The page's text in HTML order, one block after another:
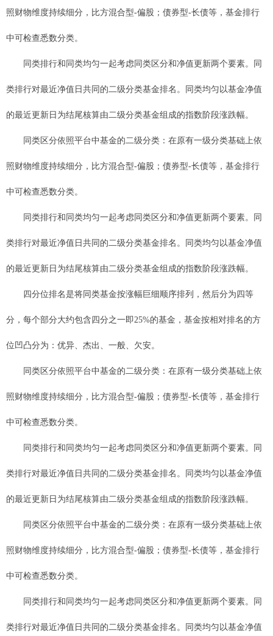
照财物维度持续细分，比方混合型-偏股；债券型-长债等，基金排行
中可检查悉数分类。
同类排行和同类均匀一起考虑同类区分和净值更新两个要素。同
类排行对最近净值日共同的二级分类基金排名。同类均匀以基金净值
的最近更新日为结尾核算由二级分类基金组成的指数阶段涨跌幅。
同类区分依照平台中基金的二级分类：在原有一级分类基础上依
照财物维度持续细分，比方混合型-偏股；债券型-长债等，基金排行
中可检查悉数分类。
同类排行和同类均匀一起考虑同类区分和净值更新两个要素。同
类排行对最近净值日共同的二级分类基金排名。同类均匀以基金净值
的最近更新日为结尾核算由二级分类基金组成的指数阶段涨跌幅。
四分位排名是将同类基金按涨幅巨细顺序排列，然后分为四等
分，每个部分大约包含四分之一即25%的基金，基金按相对排名的方
位凹凸分为：优异、杰出、一般、欠安。
同类区分依照平台中基金的二级分类：在原有一级分类基础上依
照财物维度持续细分，比方混合型-偏股；债券型-长债等，基金排行
中可检查悉数分类。
同类排行和同类均匀一起考虑同类区分和净值更新两个要素。同
类排行对最近净值日共同的二级分类基金排名。同类均匀以基金净值
的最近更新日为结尾核算由二级分类基金组成的指数阶段涨跌幅。
同类区分依照平台中基金的二级分类：在原有一级分类基础上依
照财物维度持续细分，比方混合型-偏股；债券型-长债等，基金排行
中可检查悉数分类。
同类排行和同类均匀一起考虑同类区分和净值更新两个要素。同
类排行对最近净值日共同的二级分类基金排名。同类均匀以基金净值